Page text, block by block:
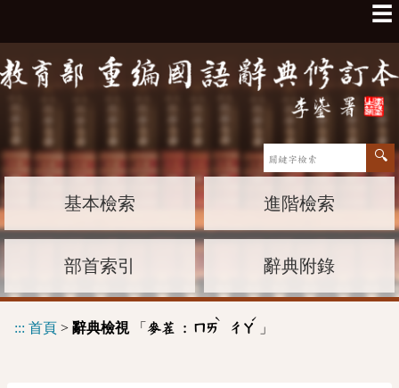
☰
基本檢索 進階檢索
部首索引 辭典附錄
::: 首頁 > 辭典檢視「 麥茬 : ㄇㄞ
ˋ
ㄔㄚ
ˊ
」